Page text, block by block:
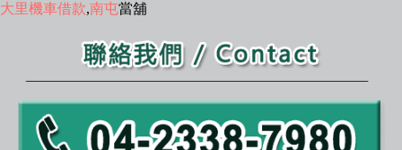
大里機車借款,南屯當舖